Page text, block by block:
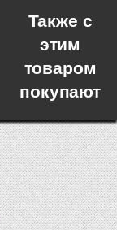
Также с
этим
товаром
покупают